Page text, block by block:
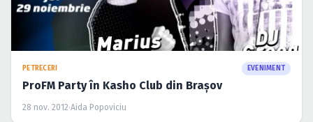
PETRECERI EVENIMENT
ProFM Party în Kasho Club din Braşov
28 nov. 2012·Aida Popoviciu